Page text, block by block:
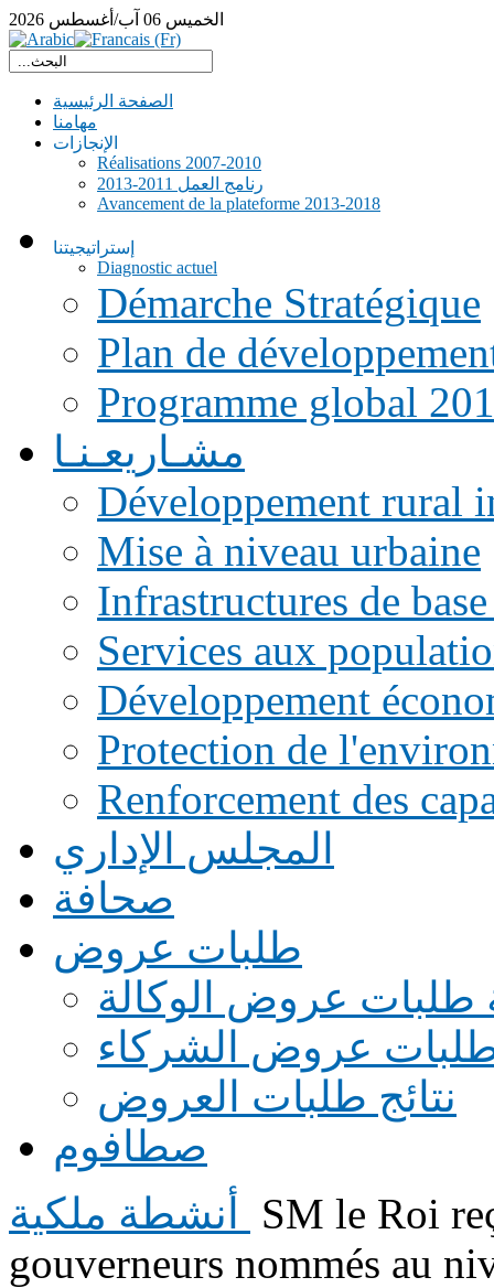
الخميس 06 آب/أغسطس 2026
الصفحة الرئيسية
مهامنا
الإنجازات
Réalisations 2007-2010
رنامج العمل 2011-2013
Avancement de la plateforme 2013-2018
إستراتيجيتنا
Diagnostic actuel
Démarche Stratégique
Plan de
Programme global
مشـاريعـنـا
Développement rural
Mise à niveau urbaine
Infrastructures de
Services aux
Développement
Protection de
Renforcement des
المجلس الإداري
صحافة
طلبات عروض
طلبات عروض الوكالة
طلبات عروض الشركاء
نتائج طلبات العروض
صطافوم
SM le Roi
gouverneurs nommés au